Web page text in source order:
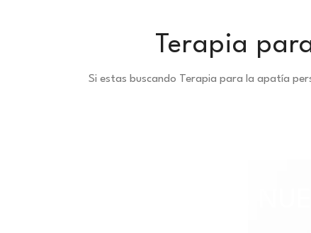
Terapia
Si estas buscando Terapia para la apatía
TODAS